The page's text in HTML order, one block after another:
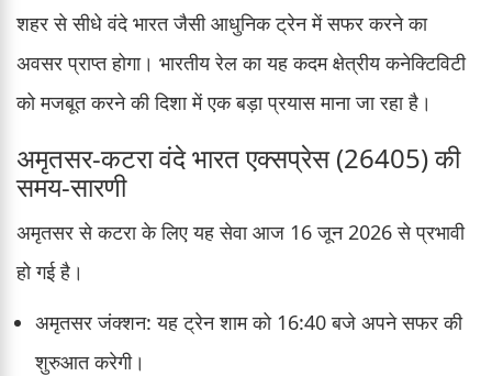
शहर से सीधे वंदे भारत जैसी आधुनिक ट्रेन में सफर करने का
अवसर प्राप्त होगा। भारतीय रेल का यह कदम क्षेत्रीय कनेक्टिविटी
को मजबूत करने की दिशा में एक बड़ा प्रयास माना जा रहा है।
अमृतसर-कटरा वंदे भारत एक्सप्रेस (26405) की
समय-सारणी
अमृतसर से कटरा के लिए यह सेवा आज 16 जून 2026 से प्रभावी
हो गई है।
अमृतसर जंक्शन: यह ट्रेन शाम को 16:40 बजे अपने सफर की
शुरुआत करेगी।